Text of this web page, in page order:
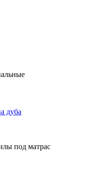
дуба
под матрас